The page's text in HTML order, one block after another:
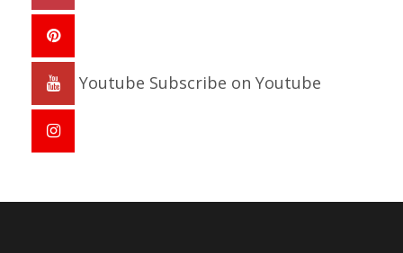
Youtube Subscribe on Youtube